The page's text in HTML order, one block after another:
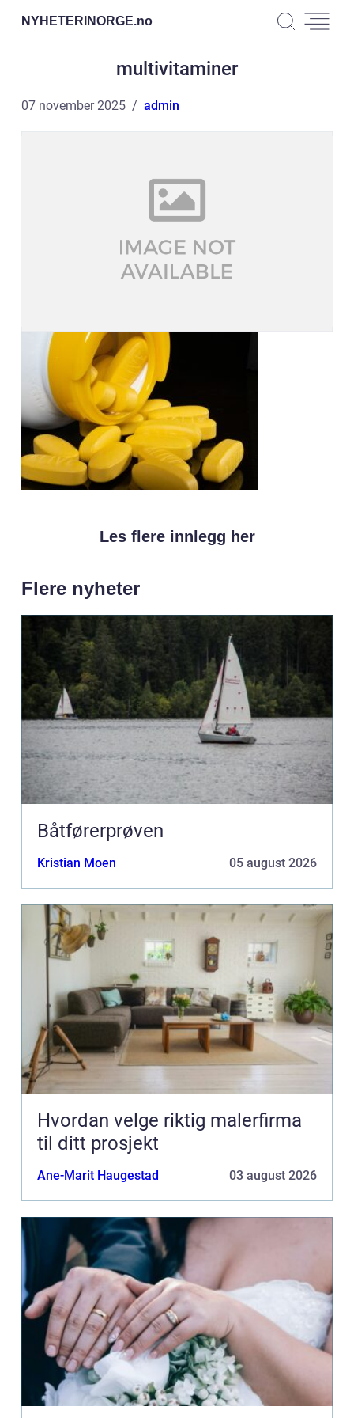
NYHETERINORGE.no
multivitaminer
07 november 2025 admin
Les flere innlegg her
Flere nyheter
Båtførerprøven
Kristian Moen 05 august 2026
Hvordan velge riktig malerfirma
til ditt prosjekt
Ane-Marit Haugestad 03 august 2026